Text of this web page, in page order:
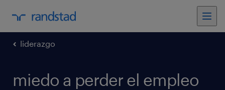
liderazgo
miedo a perder el empleo